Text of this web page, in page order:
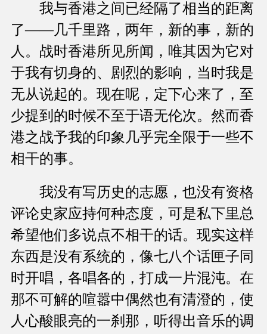
我与香港之间已经隔了相当的距离
了——几千里路，两年，新的事，新的
人。战时香港所见所闻，唯其因为它对
于我有切身的、剧烈的影响，当时我是
无从说起的。现在呢，定下心来了，至
少提到的时候不至于语无伦次。然而香
港之战予我的印象几乎完全限于一些不
相干的事。
我没有写历史的志愿，也没有资格
评论史家应持何种态度，可是私下里总
希望他们多说点不相干的话。现实这样
东西是没有系统的，像七八个话匣子同
时开唱，各唱各的，打成一片混沌。在
那不可解的喧嚣中偶然也有清澄的，使
人心酸眼亮的一刹那，听得出音乐的调